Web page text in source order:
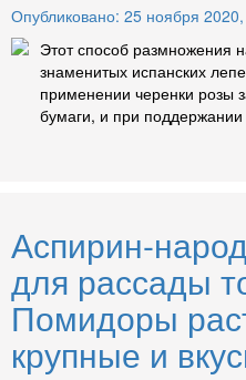
Опубликовано: 25 ноября
Этот способ размножения
знаменитых испанских
применении черенки розы
бумаги, и при
Аспирин-
для рассады
Помидоры
крупные и